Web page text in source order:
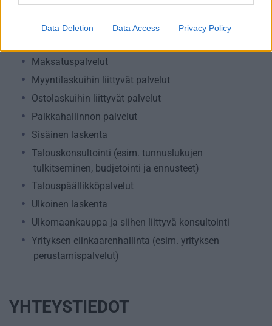
Data Deletion Data Access Privacy Policy
Liiketoiminnan kehittämispalvelut (esim.
Maksatuspalvelut
Myyntilaskuihin liittyvät palvelut
Ostolaskuihin liittyvät palvelut
Palkkahallinnon palvelut
Sisäinen laskenta
Talouskonsultointi (esim. tunnuslukujen
tulkitseminen, budjetointi ja ennusteet)
Talouspäällikköpalvelut
Ulkoinen laskenta
Ulkomaankauppa ja siihen liittyvä konsultointi
Yrityksen elinkaarenhallinta (esim. yrityksen
perustamispalvelut)
YHTEYSTIEDOT